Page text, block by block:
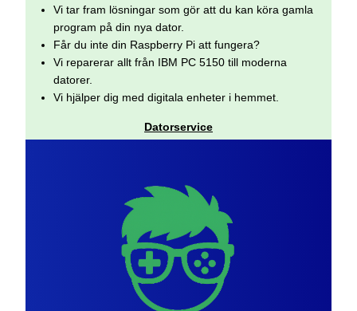
Vi tar fram lösningar som gör att du kan köra gamla
program på din nya dator.
Får du inte din Raspberry Pi att fungera?
Vi reparerar allt från IBM PC 5150 till moderna
datorer.
Vi hjälper dig med digitala enheter i hemmet.
Datorservice